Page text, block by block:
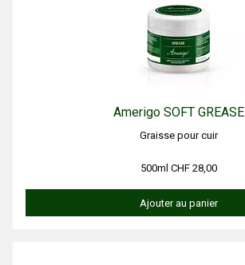
Amerigo SOFT GREASE
Graisse pour cuir
500ml CHF 28,00
Ajouter au panier